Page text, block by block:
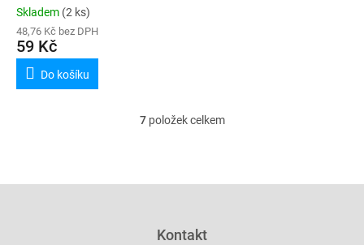
5G / A42 5G / A32 4G / 5G
/ A12 (A536 / A525 / A526
/ A426 / A325 / A326 /
A125) (78 Pin) (Service
Pack)
Skladem (2 ks)
48,76 Kč bez DPH
59 Kč
Do košíku
O
d
í
7položek celkem
Kontakt